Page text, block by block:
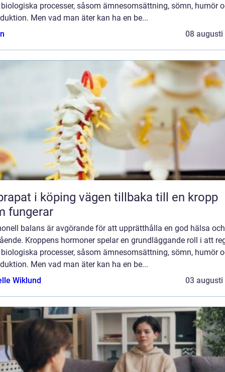
processer, såsom ämnesomsättning, sömn, humör
Men vad man äter kan ha en be...
08 augusti
köping vägen tillbaka till en kropp
fungerar
balans är avgörande för att upprätthålla en god hälsa och
Kroppens hormoner spelar en grundläggande roll i att
processer, såsom ämnesomsättning, sömn, humör
Men vad man äter kan ha en be...
Wiklund
03 augusti